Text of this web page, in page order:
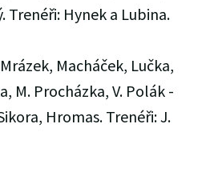
Trenéři: Hynek a Lubina.
Macháček, Lučka,
M. Procházka, V. Polák -
Hromas. Trenéři: J.